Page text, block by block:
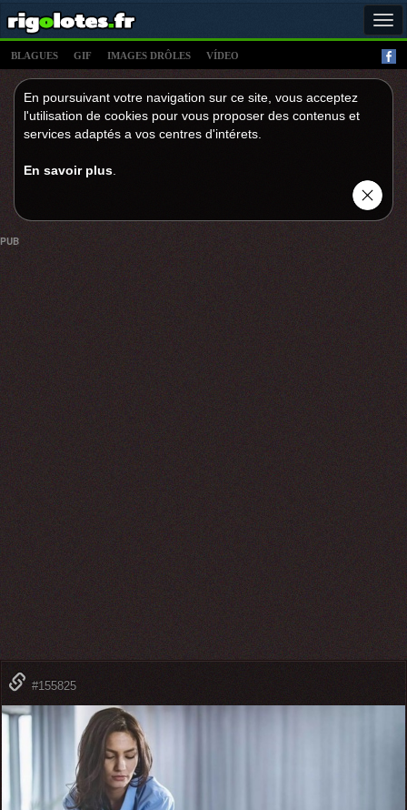
BLAGUES GIF IMAGES DRÔLES VÍDEO
En poursuivant votre navigation sur ce site, vous acceptez
l'utilisation de cookies pour vous proposer des contenus et
services adaptés a vos centres d'intérets.
En savoir plus
PUB
#155825